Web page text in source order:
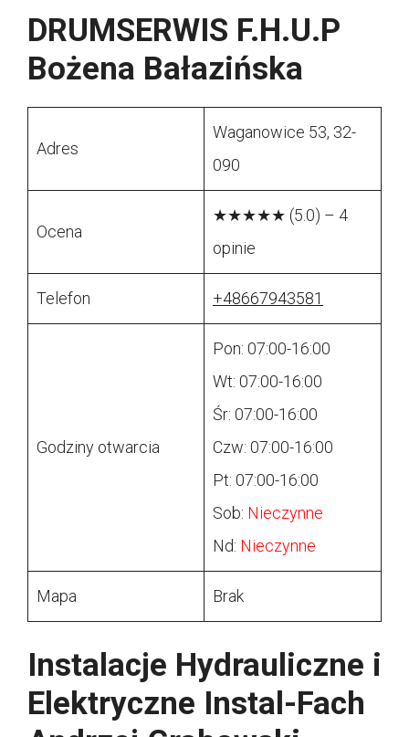
DRUMSERWIS F.H.U.P
Bożena Bałazińska
Adres
Waganowice 53, 32-
090
Ocena
★★★★★ (5.0) – 4
opinie
Telefon +48667943581
Godziny otwarcia
Pon: 07:00-16:00
Wt: 07:00-16:00
Śr: 07:00-16:00
Czw: 07:00-16:00
Pt: 07:00-16:00
Sob: Nieczynne
Nd: Nieczynne
Mapa Brak
Instalacje Hydrauliczne i
Elektryczne Instal-Fach